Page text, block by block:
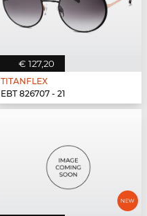
€ 127,20
TITANFLEX
EBT 826707 - 21